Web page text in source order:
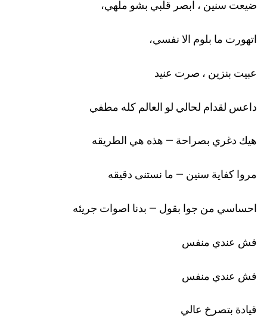
ضيعت سنين ، ابصر قلبي بشو ملهي،
اتهورت ما بلوم الا نفسي،
عبيت بنزين ، صرت عنيد
داعس لقدام لحالي لو العالم كله مطفي
هيك دغري بصراحة – هذه هي الطريقه
مروا كفاية سنين – ما نستنى دقيقه
احساسي من جوا بقول – بدنا اصوات جريئه
فش عندي منفس
فش عندي منفس